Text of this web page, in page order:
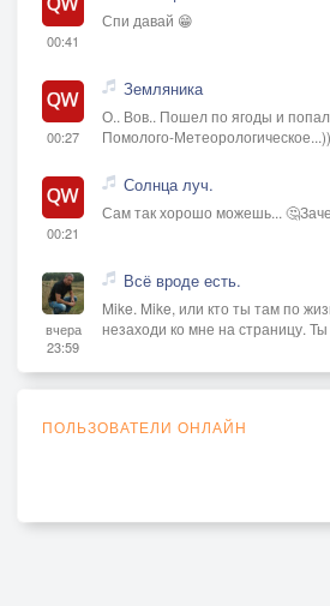
00:41
Спи давай 😁
00:27
Земляника
О.. Вов.. Пошел по ягоды и
Помолого-
00:21
Солнца луч.
Сам так хорошо можешь...
вчера
23:59
Всё вроде есть.
Mike. Mike, или кто ты там по
незаходи ко мне на страницу.
ПОЛЬЗОВАТЕЛИ ОНЛАЙН